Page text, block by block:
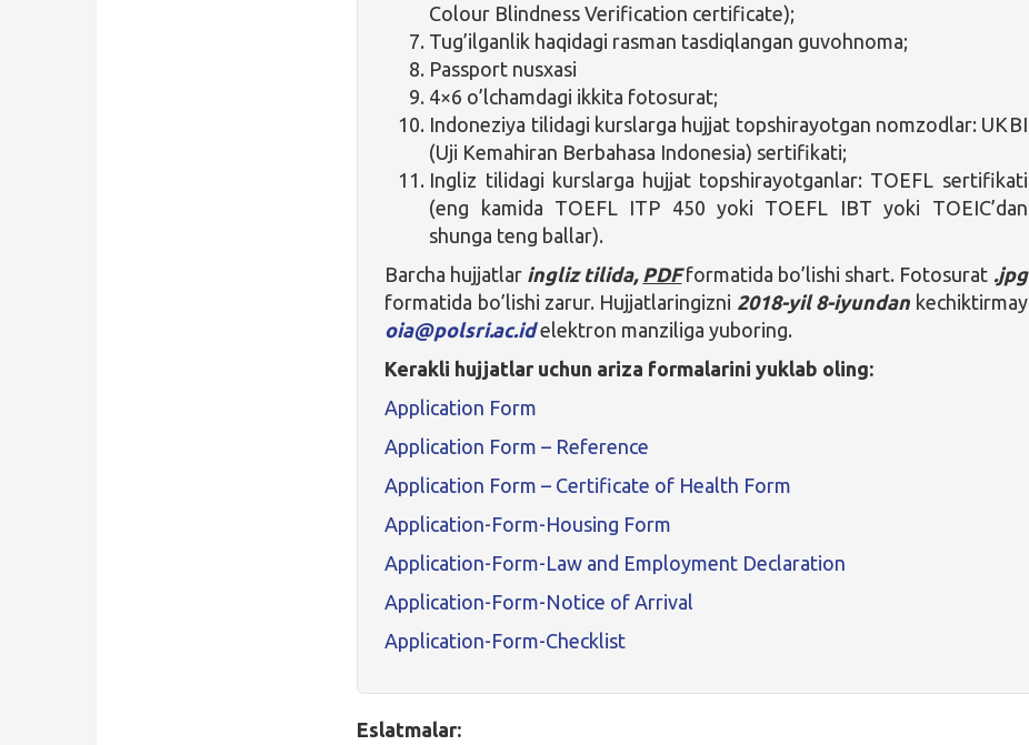
Colour Blindness Verification certificate);
Tug’ilganlik haqidagi rasman tasdiqlangan guvohnoma;
Passport nusxasi
4×6 o’lchamdagi ikkita fotosurat;
Indoneziya tilidagi kurslarga hujjat topshirayotgan nomzodlar: UKBI
(Uji Kemahiran Berbahasa Indonesia) sertifikati;
Ingliz tilidagi kurslarga hujjat topshirayotganlar: TOEFL sertifikati
(eng kamida TOEFL ITP 450 yoki TOEFL IBT yoki TOEIC’dan
shunga teng ballar).
Barcha hujjatlar ingliz tilida, PDF formatida bo’lishi shart. Fotosurat .jpg
formatida bo’lishi zarur. Hujjatlaringizni 2018-yil 8-iyundan kechiktirmay
oia@polsri.ac.idelektron manziliga yuboring.
Kerakli hujjatlar uchun ariza formalarini yuklab oling:
Application Form
Application Form– Reference
Application Form– Certificate of Health Form
Application-Form-Housing Form
Application-Form-Law and Employment Declaration
Application-Form-Notice of Arrival
Application-Form-Checklist
Eslatmalar: